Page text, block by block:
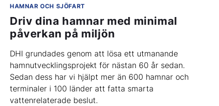
HAMNAR OCH SJÖFART
Driv dina hamnar med minimal
påverkan på miljön
DHI grundades genom att lösa ett utmanande
hamnutvecklingsprojekt för nästan 60 år sedan.
Sedan dess har vi hjälpt mer än 600 hamnar och
terminaler i 100 länder att fatta smarta
vattenrelaterade beslut.